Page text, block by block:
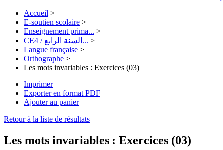
Accueil >
E-soutien scolaire >
Enseignement prima... >
CE4 / السنة الرابع... >
Langue française >
Orthographe >
Les mots invariables : Exercices (03)
Imprimer
Exporter en format PDF
Ajouter au panier
Retour à la liste de résultats
Les mots invariables : Exercices (03)